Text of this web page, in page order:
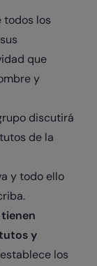
todos los
que
y
discutirá
de la
y todo ello
y
establece los